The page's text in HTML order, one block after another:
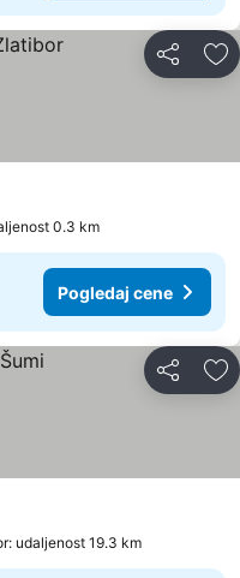
Deli
0.3 km
Pogledaj cene
Deli
udaljenost 19.3 km